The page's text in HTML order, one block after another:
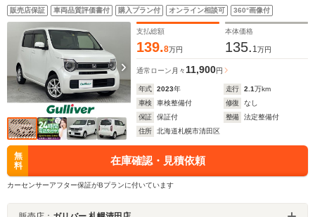
インETC ハーフレザ
ーシート エンジンス
イッチ
ークルーズコ
ル
販売店保証 車両品質評価書付 購入プラン付 オンライン相談可 360°画像付
支払総額
139.8万円
本体価格
135. 1万円
通常ローン 月々 11,900円
年式 2023年 走行 2.1万km
車検
車検整備付 修復
なし
保証
保証付 整備
法定整備付
住所
北海道札幌市清田区
無
料
在庫確認・見積依頼
カーセンサーアフター保証がBプランに付いています